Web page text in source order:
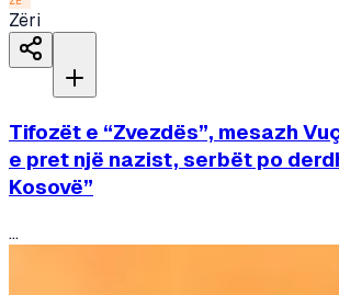
Zëri
Tifozët e “Zvezdës”, mesazh
e pret një nazist, serbët po
Kosovë”
...